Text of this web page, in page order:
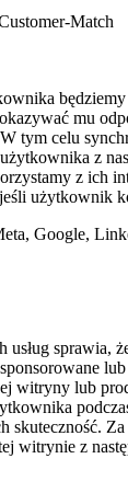
Match
mu
tym celu
z
z ich
użytkownik
Google,
usług sprawia,
witryny lub
skuteczność.
witrynie z